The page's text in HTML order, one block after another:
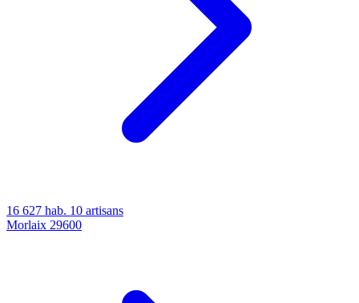
16 627 hab. 10 artisans
Morlaix 29600